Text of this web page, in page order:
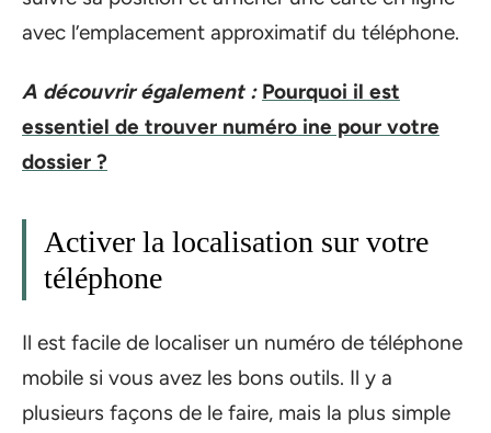
avec l’emplacement approximatif du téléphone.
A découvrir également : Pourquoi il est
essentiel de trouver numéro ine pour votre
dossier ?
Activer la localisation sur votre
téléphone
Il est facile de localiser un numéro de téléphone
mobile si vous avez les bons outils. Il y a
plusieurs façons de le faire, mais la plus simple